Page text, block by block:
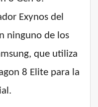
Exynos del
ninguno de los
que utiliza
8 Elite para la